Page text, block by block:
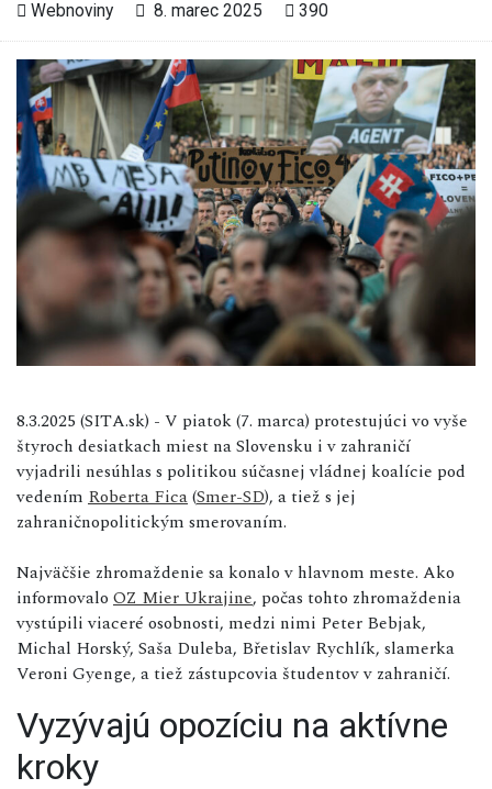
Webnoviny 8. marec 2025 390
8.3.2025 (SITA.sk) - V piatok (7. marca) protestujúci vo vyše
štyroch desiatkach miest na Slovensku i v zahraničí
vyjadrili nesúhlas s politikou súčasnej vládnej koalície pod
vedením Roberta Fica(Smer-SD), a tiež s jej
zahraničnopolitickým smerovaním.
Najväčšie zhromaždenie sa konalo v hlavnom meste. Ako
informovalo OZ Mier Ukrajine, počas tohto zhromaždenia
vystúpili viaceré osobnosti, medzi nimi Peter Bebjak,
Michal Horský, Saša Duleba, Břetislav Rychlík, slamerka
Veroni Gyenge, a tiež zástupcovia študentov v zahraničí.
Vyzývajú opozíciu na aktívne
kroky